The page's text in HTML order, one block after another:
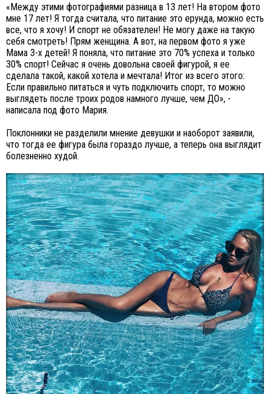
«Между этими фотографиями разница в 13 лет! На втором фото
мне 17 лет! Я тогда считала, что питание это ерунда, можно есть
все, что я хочу! И спорт не обязателен! Не могу даже на такую
себя смотреть! Прям женщина. А вот, на первом фото я уже
Мама 3-х детей! Я поняла, что питание это 70% успеха и только
30% спорт! Сейчас я очень довольна своей фигурой, я ее
сделала такой, какой хотела и мечтала! Итог из всего этого:
Если правильно питаться и чуть подключить спорт, то можно
выглядеть после троих родов намного лучше, чем ДО», -
написала под фото Мария.
Поклонники не разделили мнение девушки и наоборот заявили,
что тогда ее фигура была гораздо лучше, а теперь она выглядит
болезненно худой.